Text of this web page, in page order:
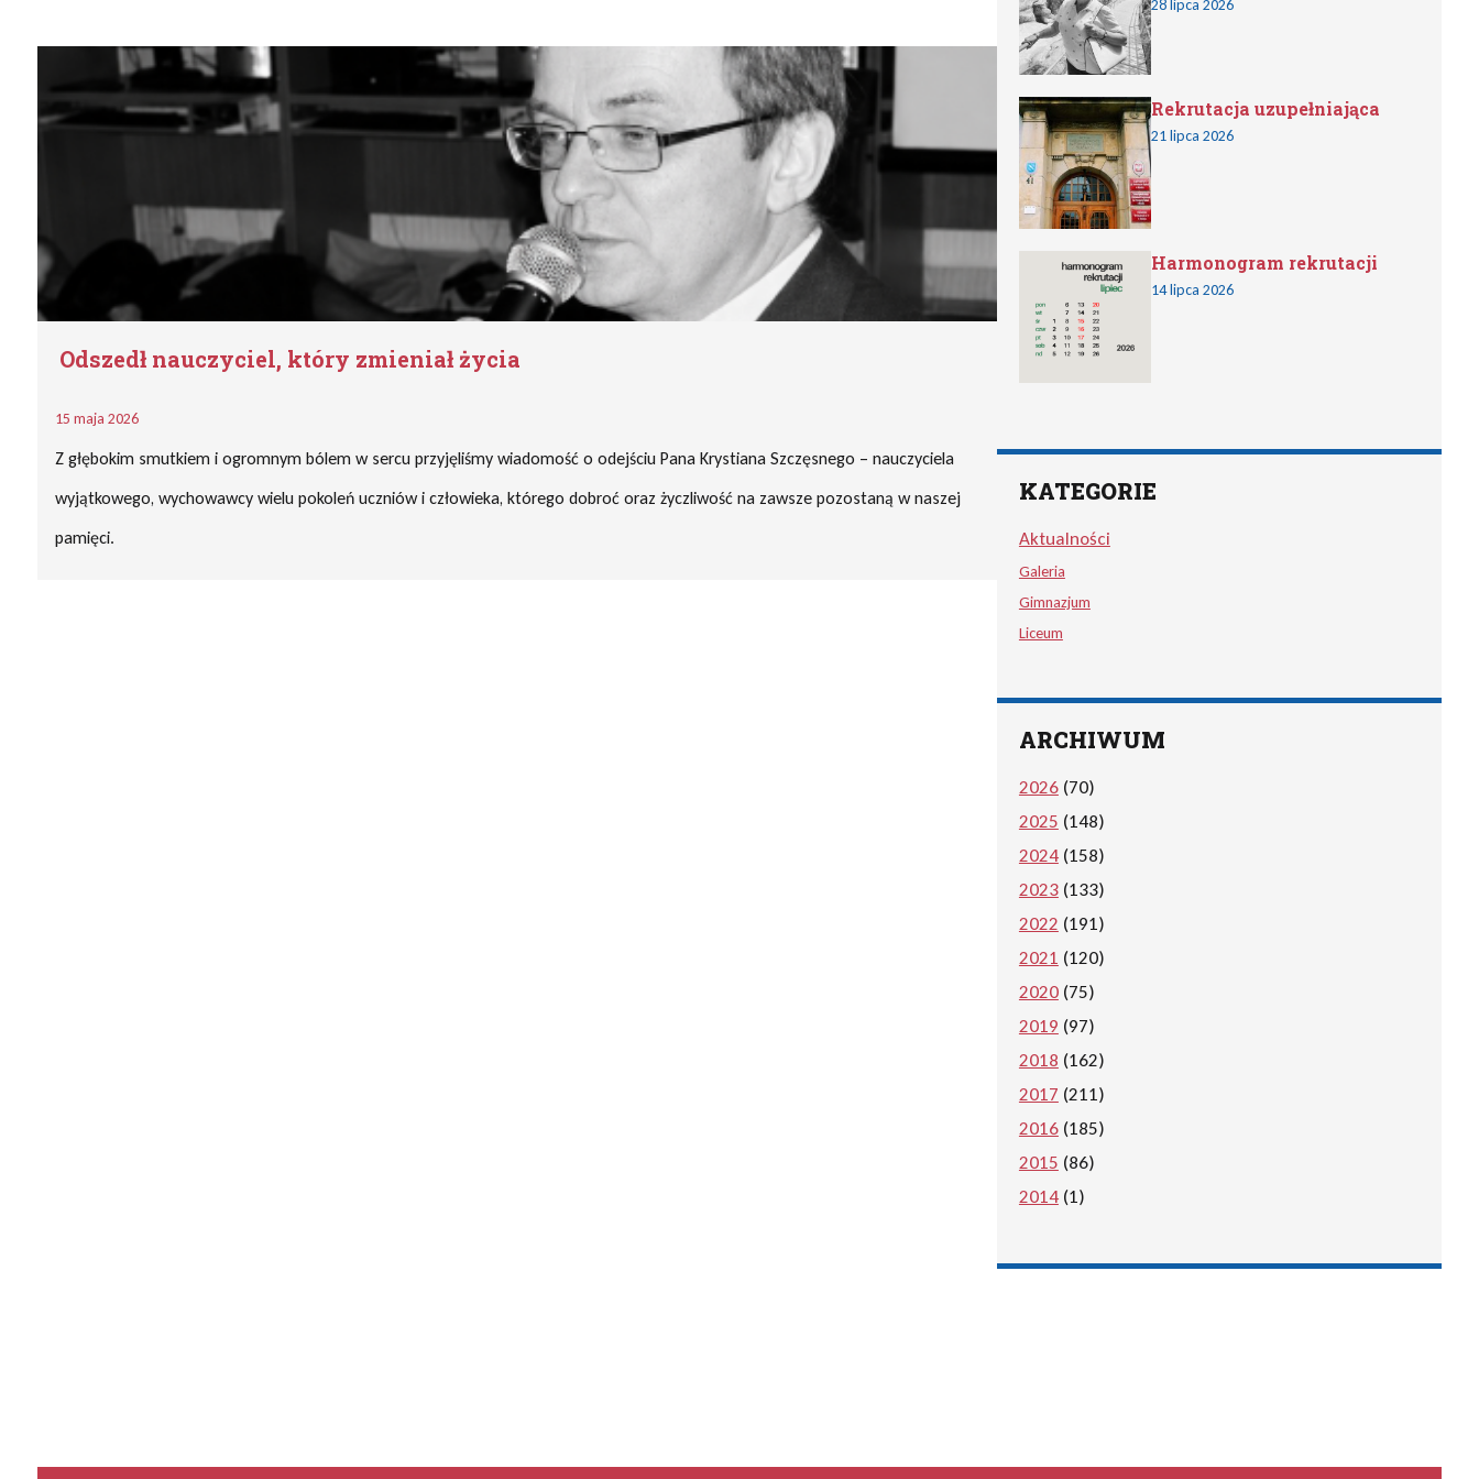
Odszedł nauczyciel, który zmieniał życia
15 maja 2026
Z głębokim smutkiem i ogromnym bólem w sercu przyjęliśmy wiadomość o odejściu Pana Krystiana Szczęsnego – nauczyciela
wyjątkowego, wychowawcy wielu pokoleń uczniów i człowieka, którego dobroć oraz życzliwość na zawsze pozostaną w naszej
pamięci.
28 lipca 2026
Rekrutacja uzupełniająca
21 lipca 2026
Harmonogram rekrutacji
14 lipca 2026
KATEGORIE
Aktualności
Galeria
Gimnazjum
Liceum
ARCHIWUM
2026(70)
2025 (148)
2024(158)
2023(133)
2022 (191)
2021 (120)
2020(75)
2019 (97)
2018 (162)
2017 (211)
2016(185)
2015 (86)
2014(1)